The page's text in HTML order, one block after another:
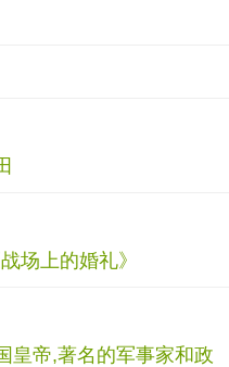
场上的婚礼》
皇帝,著名的军事家和政